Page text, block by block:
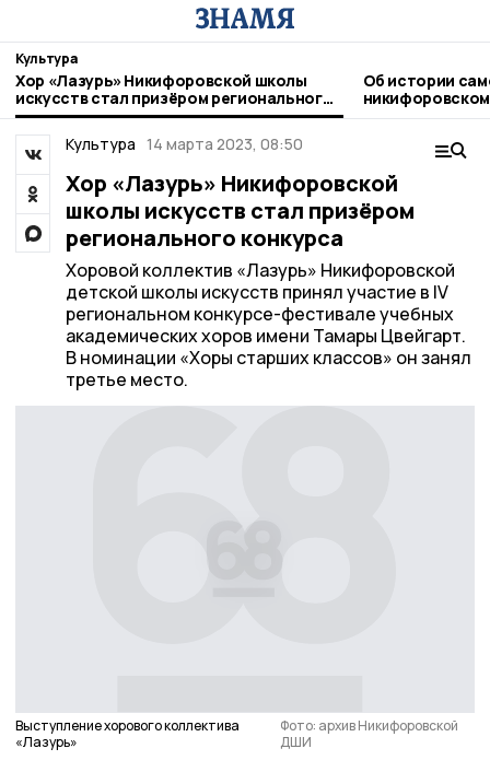
Культура
Хор «Лазурь» Никифоровской школы
искусств стал призёром регионального
конкурса
Об истории
Культура 14 марта 2023, 08:50
Хор «Лазурь» Никифоровской
школы искусств стал призёром
регионального конкурса
Хоровой коллектив «Лазурь» Никифоровской
детской школы искусств принял участие в IV
региональном конкурсе-фестивале учебных
академических хоров имени Тамары Цвейгарт.
В номинации «Хоры старших классов» он занял
третье место.
Выступление хорового коллектива
«Лазурь»
Фото: архив Никифоровской
ДШИ